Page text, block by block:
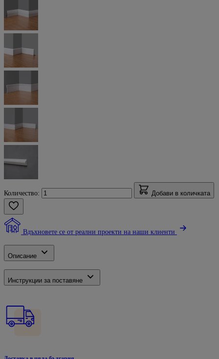
Количество: Добави в количката
Вдъхновете се от реални проекти на наши клиенти
Описание
Инструкции за поставяне